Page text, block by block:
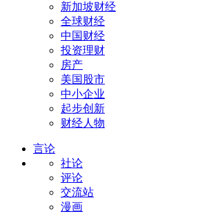
新加坡财经
全球财经
中国财经
投资理财
房产
美国股市
中小企业
起步创新
财经人物
言论
社论
评论
交流站
漫画